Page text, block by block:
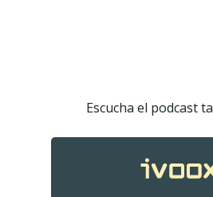
Escucha el podcast